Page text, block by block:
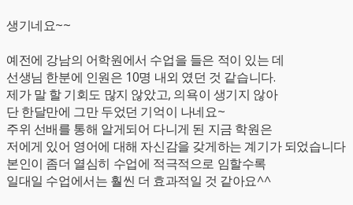
생기네요~~
예전에 강남의 어학원에서 수업을 들은 적이 있는 데
선생님 한분에 인원은 10명 내외 였던 것 같습니다.
제가 말 할 기회도 많지 않았고, 의욕이 생기지 않아
단 한달만에 그만 두었던 기억이 나네요~
주위 선배를 통해 알게되어 다니게 된 지금 학원은
저에게 있어 영어에 대해 자신감을 갖게하는 계기가 되었습니다
본인이 좀더 열심히 수업에 적극적으로 임할수록
일대일 수업에서는 훨씬 더 효과적일 것 같아요^^